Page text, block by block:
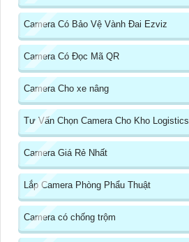
Camera Có Bảo Vệ Vành Đai Ezviz
Camera Có Đọc Mã QR
Camera Cho xe nâng
Tư Vấn Chọn Camera Cho Kho Logistics
Camera Giá Rẻ Nhất
Lắp Camera Phòng Phẩu Thuật
Camera có chống trộm